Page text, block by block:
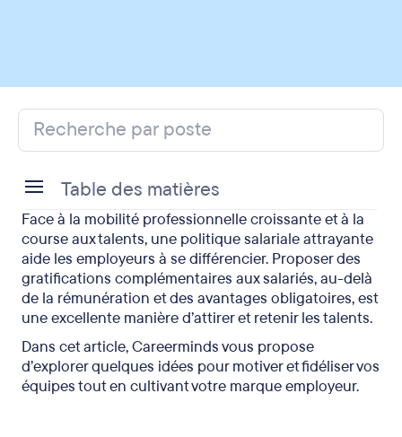
Face à la mobilité professionnelle croissante et à la
course aux talents, une politique salariale attrayante
aide les employeurs à se différencier. Proposer des
gratifications complémentaires aux salariés, au-delà
de la rémunération et des avantages obligatoires, est
une excellente manière d’attirer et retenir les talents.
Dans cet article, Careerminds vous propose
d’explorer quelques idées pour motiver et fidéliser vos
équipes tout en cultivant votre marque employeur.
Table des matières
Avantages à la discrétion de l’employeur : de quoi
s’agit-il ?
Quelques exemples d’avantages
complémentaires
Avantages sociaux ou avantages facultatifs
Quels avantages salariaux proposer en 2025 ?